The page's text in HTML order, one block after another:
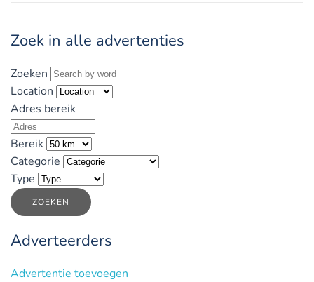
Zoek in alle advertenties
Zoeken
Location
Adres bereik
Bereik
Categorie
Type
ZOEKEN
Adverteerders
Advertentie toevoegen